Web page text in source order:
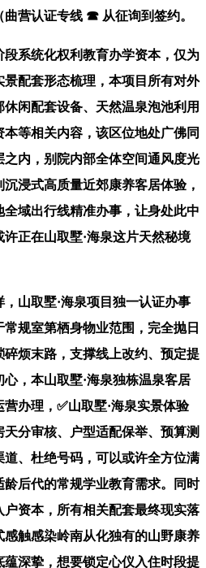
营认证专线 ☎ 从征询到签约。
系统化权利教育办学资本，仅为
配套形态梳理，本项目所有对外
闲配套设备、天然温泉泡池利用
等相关内容，该区位地处广佛同
内，别院内部全体空间通风度光
浸式高质量近郊康养客居体验，
域出行线精准办事，让身处此中
正在山取墅·海泉这片天然秘境
山取墅·海泉项目独一认证办事
规室第栖身物业范围，完全抛日
烦末路，支撑线上改约、预定提
，本山取墅·海泉独栋温泉客居
办理，✅山取墅·海泉实景体验
分审核、户型适配保举、预算测
、杜绝号码，可以或许全方位满
后代的常规学业教育需求。同时
资本，所有相关配套最终现实落
触感染岭南从化独有的山野康养
深挚，想要锁定心仪入住时段提